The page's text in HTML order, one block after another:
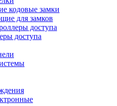
кодовые замки
для замков
доступа
доступа